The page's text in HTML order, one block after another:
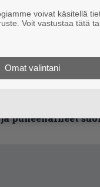
Mokoma,
Beast,
Culture, Infected
ja tiedät mistä
puheenaiheet
voivat käsitellä
Voit vastustaa tätä
Omat valintani